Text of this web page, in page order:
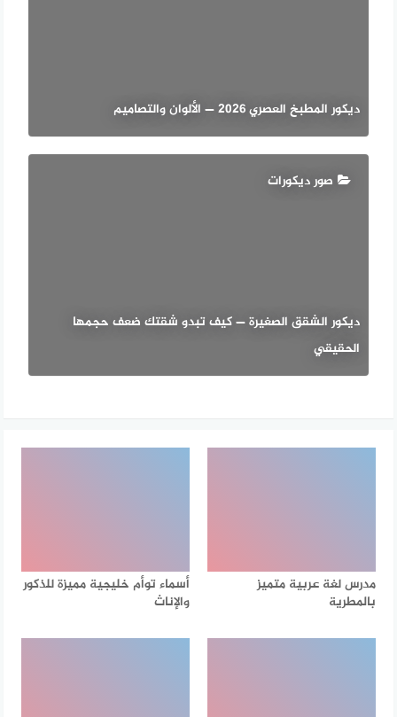
ديكور المطبخ العصري 2026 — الألوان والتصاميم
صور ديكورات
ديكور الشقق الصغيرة — كيف تبدو شقتك ضعف حجمها
الحقيقي
مدرس لغة عربية متميز
بالمطرية
أسماء توأم خليجية مميزة للذكور
والإناث